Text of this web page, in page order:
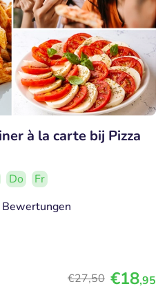
à la carte bij Pizza
Do
Fr
Bewertungen
€27,50 €18,95